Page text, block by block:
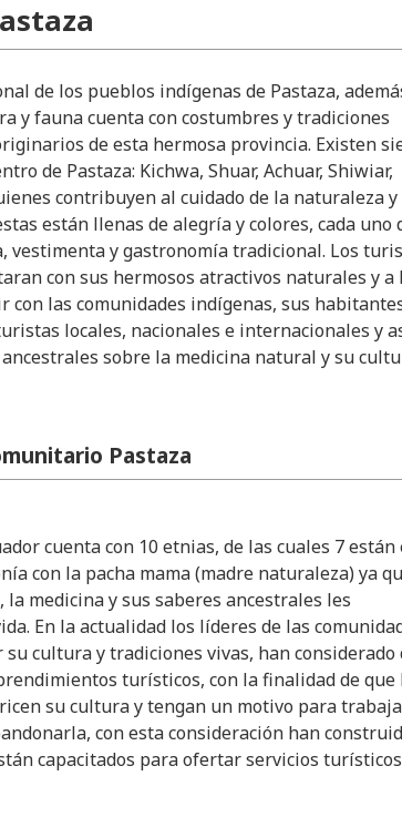
de los pueblos indígenas de Pastaza,
y fauna cuenta con costumbres y tradiciones
de esta hermosa provincia. Existen
de Pastaza: Kichwa, Shuar, Achuar, Shiwiar,
contribuyen al cuidado de la naturaleza y
están llenas de alegría y colores, cada uno
vestimenta y gastronomía tradicional. Los
con sus hermosos atractivos naturales y a
con las comunidades indígenas, sus
locales, nacionales e internacionales y
sobre la medicina natural y su
Pastaza
cuenta con 10 etnias, de las cuales 7 están
con la pacha mama (madre naturaleza) ya
medicina y sus saberes ancestrales les
En la actualidad los líderes de las
cultura y tradiciones vivas, han considerado
turísticos, con la finalidad de que
su cultura y tengan un motivo para
con esta consideración han
capacitados para ofertar servicios turísticos